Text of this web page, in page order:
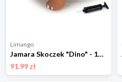
Limango
Jamara Skoczek "Dino" - 12 m+ rozmiar: onesize
91.99 zł